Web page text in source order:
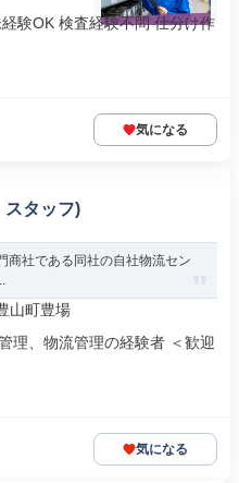
験OK 検査経験不問 仕分け作
気になる
スタッフ)
商社である同社の自社物流セン
山町豊場
理、物流管理の経験者 ＜歓迎
気になる